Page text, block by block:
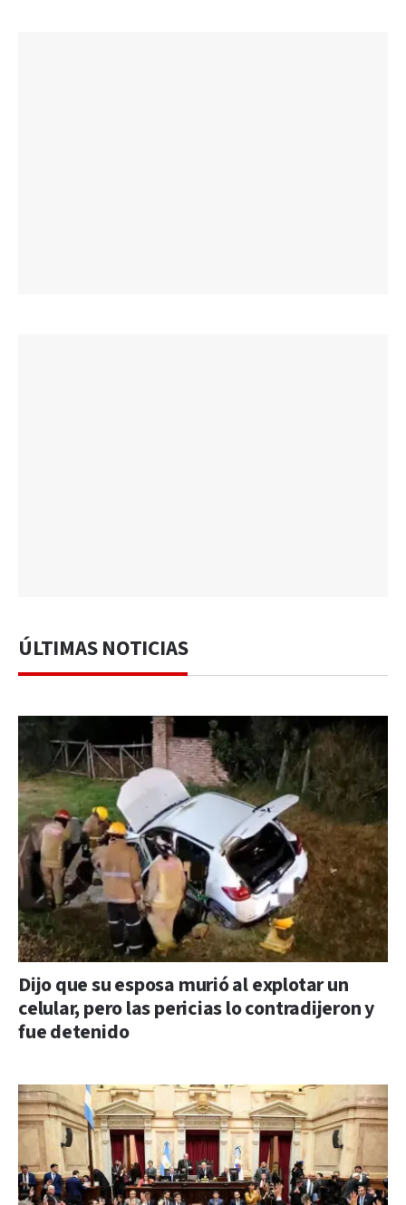
ÚLTIMAS NOTICIAS
Dijo que su esposa murió al explotar un
celular, pero las pericias lo contradijeron y
fue detenido